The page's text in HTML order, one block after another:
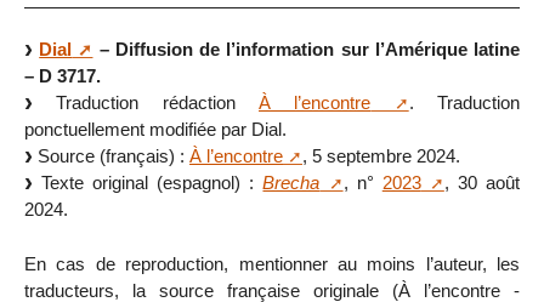
Dial
– Diffusion de l’information sur l’Amérique latine
– D 3717.
Traduction rédaction À l’encontre
. Traduction
ponctuellement modifiée par Dial.
Source (français) : À l’encontre
, 5 septembre 2024.
Texte original (espagnol) :Brecha , n° 2023
, 30 août
2024.
En cas de reproduction, mentionner au moins l’auteur, les
traducteurs, la source française originale (À l’encontre -